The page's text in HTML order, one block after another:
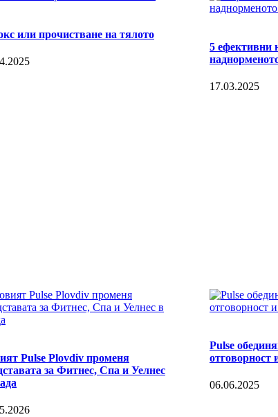
или прочистване на тялото
5 ефективни
17.03.2025
Pulse Plovdiv променя
за Фитнес, Спа и Уелнес
Pulse
отговорност
06.06.2025